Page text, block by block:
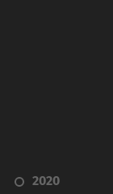
2020